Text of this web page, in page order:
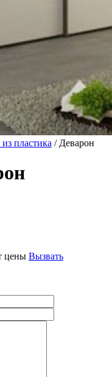
пластика / Деварон
цены Вызвать